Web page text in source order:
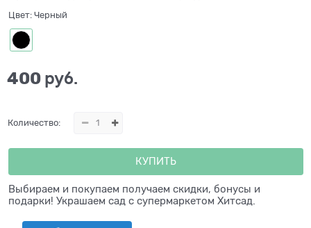
Цвет: Черный
400 руб.
Количество:
КУПИТЬ
Выбираем и покупаем получаем скидки, бонусы и
подарки! Украшаем сад с супермаркетом Хитсад.